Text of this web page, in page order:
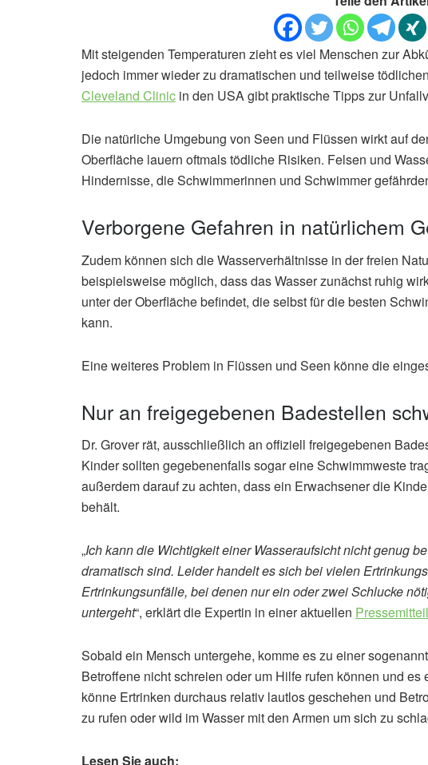
Mit steigenden Temperaturen zieht es viel Menschen zur
jedoch immer wieder zu dramatischen und teilweise
Cleveland Clinic in den USA gibt praktische Tipps zur
Die natürliche Umgebung von Seen und Flüssen wirkt auf
Oberfläche lauern oftmals tödliche Risiken. Felsen und
Hindernisse, die Schwimmerinnen und Schwimmer
Verborgene Gefahren in natürlichem
Zudem können sich die Wasserverhältnisse in der freien
beispielsweise möglich, dass das Wasser zunächst ruhig
unter der Oberfläche befindet, die selbst für die besten
kann.
Eine weiteres Problem in Flüssen und Seen könne die
Nur an freigegebenen Badestellen
Dr. Grover rät, ausschließlich an offiziell freigegebenen
Kinder sollten gegebenenfalls sogar eine Schwimmweste
außerdem darauf zu achten, dass ein Erwachsener die
behält.
„Ich kann die Wichtigkeit einer Wasseraufsicht nicht genug
dramatisch sind. Leider handelt es sich bei vielen
Ertrinkungsunfälle, bei denen nur ein oder zwei Schlucke
untergeht“, erklärt die Expertin in einer aktuellen
Sobald ein Mensch untergehe, komme es zu einer
Betroffene nicht schreien oder um Hilfe rufen können und
könne Ertrinken durchaus relativ lautlos geschehen und
zu rufen oder wild im Wasser mit den Armen um sich zu
Lesen Sie auch: